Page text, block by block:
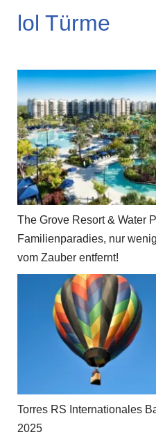
lol Türme
The Grove Resort & Water
Familienparadies, nur
vom Zauber entfernt!
Torres RS Internationales
2025